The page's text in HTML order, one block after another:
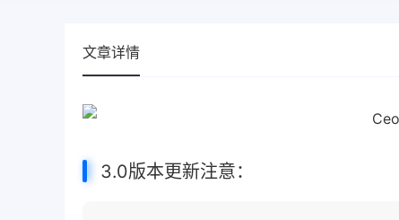
文章详情
3.0版本更新注意：